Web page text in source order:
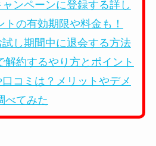
ンペーンに登録する詳し
の有効期限や料金も！
し期間中に退会する方法
解約するやり方とポイント
コミは？メリットやデメ
べてみた